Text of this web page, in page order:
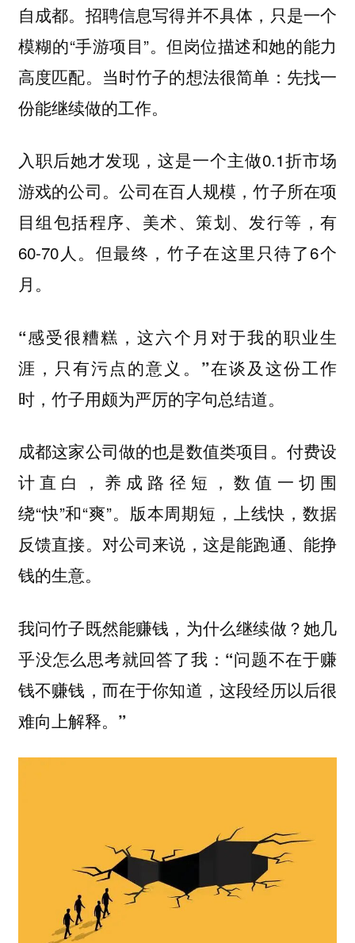
自成都。招聘信息写得并不具体，只是一个
模糊的“手游项目”。但岗位描述和她的能力
高度匹配。当时竹子的想法很简单：先找一
份能继续做的工作。
入职后她才发现，这是一个主做0.1折市场
游戏的公司。公司在百人规模，竹子所在项
目组包括程序、美术、策划、发行等，有
60-70人。但最终，竹子在这里只待了6个
月。
“感受很糟糕，这六个月对于我的职业生
涯，只有污点的意义。”在谈及这份工作
时，竹子用颇为严厉的字句总结道。
成都这家公司做的也是数值类项目。付费设
计直白，养成路径短，数值一切围
绕“快”和“爽”。版本周期短，上线快，数据
反馈直接。对公司来说，这是能跑通、能挣
钱的生意。
我问竹子既然能赚钱，为什么继续做？她几
乎没怎么思考就回答了我：“问题不在于赚
钱不赚钱，而在于你知道，这段经历以后很
难向上解释。”